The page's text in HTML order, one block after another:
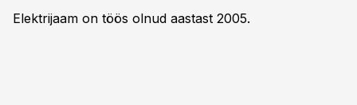
Elektrijaam on töös olnud aastast 2005.